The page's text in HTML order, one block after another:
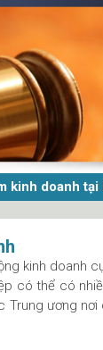
kinh doanh tại
kinh doanh
có thể có
ương